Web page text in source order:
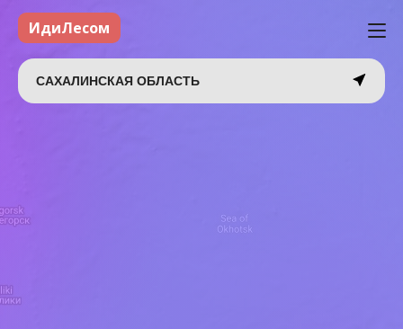
ИдиЛесом
САХАЛИНСКАЯ ОБЛАСТЬ